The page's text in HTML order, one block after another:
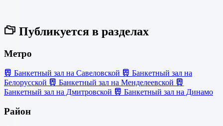
Публикуется в разделах
Метро
Банкетный зал на Савеловской
Банкетный зал на
Белорусской
Банкетный зал на Менделеевской
Банкетный зал на Дмитровской
Банкетный зал на Динамо
Район